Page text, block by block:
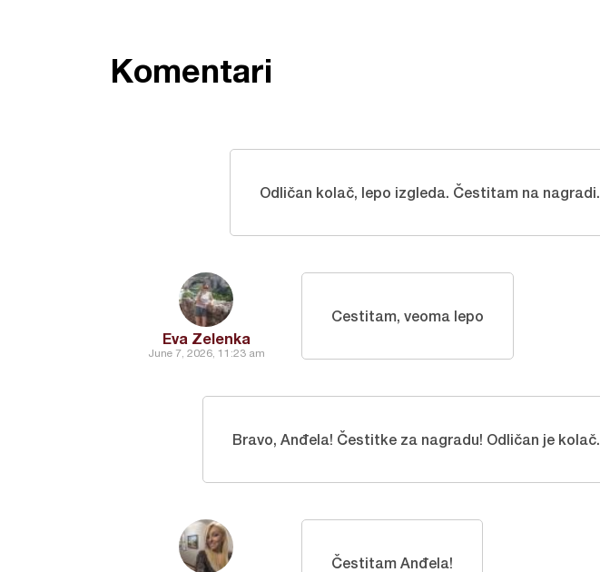
Komentari
Odličan kolač, lepo izgleda. Čestitam na nagradi.
Eva Zelenka
June 7, 2026, 11:23 am
Cestitam, veoma lepo
Bravo, Anđela! Čestitke za nagradu! Odličan je kolač.
Čestitam Anđela!